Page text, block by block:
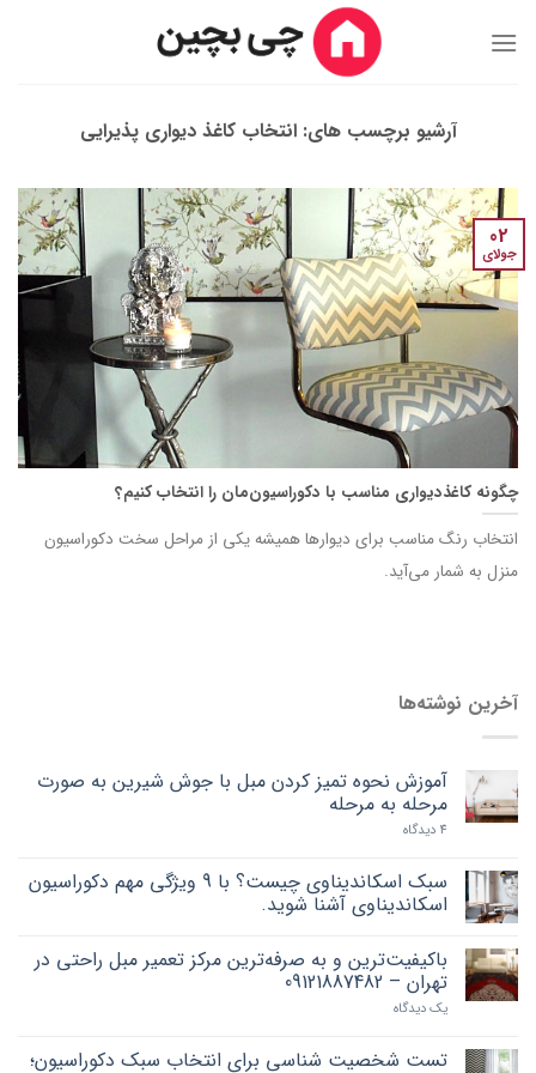
آرشیو برچسب های:انتخاب کاغذ دیواری پذیرایی
چگونه کاغذدیواری مناسب با دکوراسیون‌مان را انتخاب کنیم؟
انتخاب رنگ مناسب برای دیوارها همیشه یکی از مراحل سخت دکوراسیون
منزل به شمار می‌آید.
02
جولای
آخرین نوشته‌ها
آموزش نحوه تمیز کردن مبل با جوش شیرین به صورت
مرحله به مرحله
4 دیدگاه
سبک اسکاندیناوی چیست؟ با 9 ویژگی مهم دکوراسیون
اسکاندیناوی آشنا شوید.
باکیفیت‌ترین و به صرفه‌ترین مرکز تعمیر مبل راحتی در
تهران – 09121887482
یک دیدگاه
تست شخصیت شناسی برای انتخاب سبک دکوراسیون؛